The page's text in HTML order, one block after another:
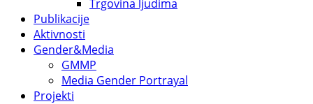
Trgovina ljudima
Publikacije
Aktivnosti
Gender&Media
GMMP
Media Gender Portrayal
Projekti